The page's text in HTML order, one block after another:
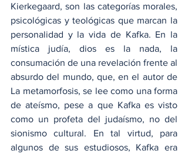
Kierkegaard, son las categorías morales,
psicológicas y teológicas que marcan la
personalidad y la vida de Kafka. En la
mística judía, dios es la nada, la
consumación de una revelación frente al
absurdo del mundo, que, en el autor de
La metamorfosis, se lee como una forma
de ateísmo, pese a que Kafka es visto
como un profeta del judaísmo, no del
sionismo cultural. En tal virtud, para
algunos de sus estudiosos, Kafka era